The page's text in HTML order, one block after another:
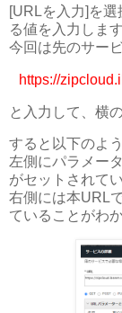
[URLを入力]を
る値を入力します
今回は先のサー
https://
と入力して、横
すると以下のよ
左側にパラメー
がセットされてい
右側には本URL
ていることがわ